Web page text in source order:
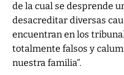
de la cual se desprende
desacreditar diversas
encuentran en los
totalmente falsos y
nuestra familia”.